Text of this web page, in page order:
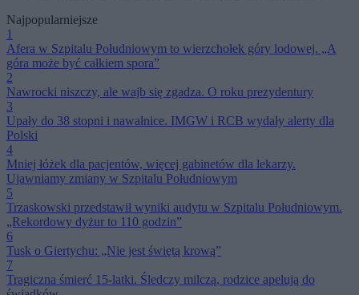
Najpopularniejsze
1
Afera w Szpitalu Południowym to wierzchołek góry lodowej. „A
góra może być całkiem spora”
2
Nawrocki niszczy, ale wajb się zgadza. O roku prezydentury
3
Upały do 38 stopni i nawałnice. IMGW i RCB wydały alerty dla
Polski
4
Mniej łóżek dla pacjentów, więcej gabinetów dla lekarzy.
Ujawniamy zmiany w Szpitalu Południowym
5
Trzaskowski przedstawił wyniki audytu w Szpitalu Południowym.
„Rekordowy dyżur to 110 godzin”
6
Tusk o Giertychu: „Nie jest świętą krową”
7
Tragiczna śmierć 15-latki. Śledczy milczą, rodzice apelują do